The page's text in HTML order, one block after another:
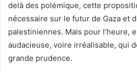
delà des polémique, cette
nécessaire sur le futur de Gaza et
palestiniennes. Mais pour l’heure,
audacieuse, voire irréalisable, qui
grande prudence.